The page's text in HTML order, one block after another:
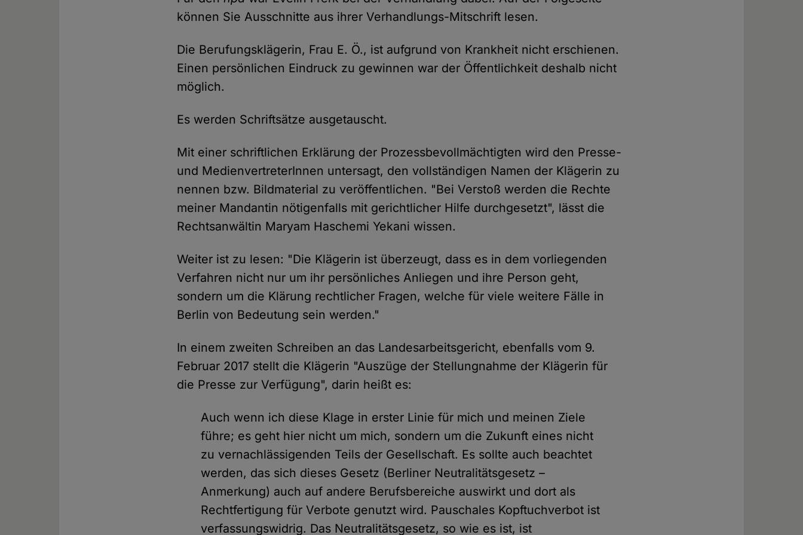
können Sie Ausschnitte aus ihrer Verhandlungs-Mitschrift lesen.
Die Berufungsklägerin, Frau E. Ö., ist aufgrund von Krankheit nicht erschienen.
Einen persönlichen Eindruck zu gewinnen war der Öffentlichkeit deshalb nicht
möglich.
Es werden Schriftsätze ausgetauscht.
Mit einer schriftlichen Erklärung der Prozessbevollmächtigten wird den Presse-
und MedienvertreterInnen untersagt, den vollständigen Namen der Klägerin zu
nennen bzw. Bildmaterial zu veröffentlichen. "Bei Verstoß werden die Rechte
meiner Mandantin nötigenfalls mit gerichtlicher Hilfe durchgesetzt", lässt die
Rechtsanwältin Maryam Haschemi Yekani wissen.
Weiter ist zu lesen: "Die Klägerin ist überzeugt, dass es in dem vorliegenden
Verfahren nicht nur um ihr persönliches Anliegen und ihre Person geht,
sondern um die Klärung rechtlicher Fragen, welche für viele weitere Fälle in
Berlin von Bedeutung sein werden."
In einem zweiten Schreiben an das Landesarbeitsgericht, ebenfalls vom 9.
Februar 2017 stellt die Klägerin "Auszüge der Stellungnahme der Klägerin für
die Presse zur Verfügung", darin heißt es:
Auch wenn ich diese Klage in erster Linie für mich und meinen Ziele
führe; es geht hier nicht um mich, sondern um die Zukunft eines nicht
zu vernachlässigenden Teils der Gesellschaft. Es sollte auch beachtet
werden, das sich dieses Gesetz (Berliner Neutralitätsgesetz –
Anmerkung) auch auf andere Berufsbereiche auswirkt und dort als
Rechtfertigung für Verbote genutzt wird. Pauschales Kopftuchverbot ist
verfassungswidrig. Das Neutralitätsgesetz, so wie es ist, ist